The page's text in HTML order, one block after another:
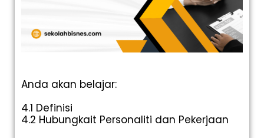
Anda akan belajar:
4.1 Definisi
4.2 Hubungkait Personaliti dan Pekerjaan